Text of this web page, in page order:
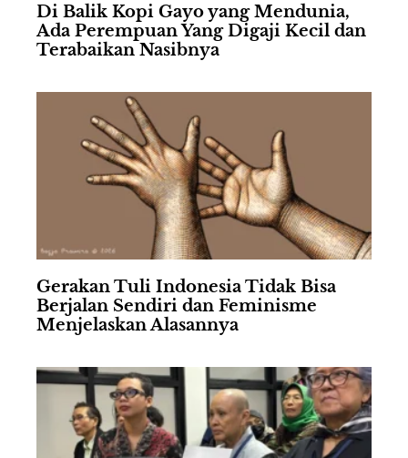
Di Balik Kopi Gayo yang Mendunia,
Ada Perempuan Yang Digaji Kecil dan
Terabaikan Nasibnya
Gerakan Tuli Indonesia Tidak Bisa
Berjalan Sendiri dan Feminisme
Menjelaskan Alasannya